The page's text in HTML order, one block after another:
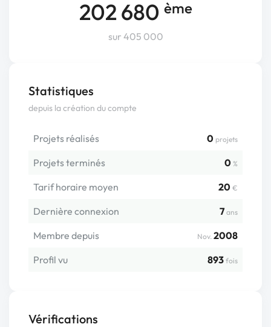
202 680 ème
sur 405 000
Statistiques
depuis la création du compte
Projets réalisés 0 projets
Projets terminés 0 %
Tarif horaire moyen 20 €
Dernière connexion 7 ans
Membre depuis Nov. 2008
Profil vu
893 fois
Vérifications